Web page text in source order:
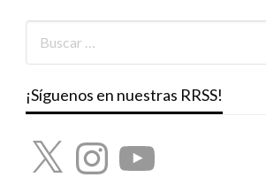
¡Síguenos en nuestras RRSS!
X InstagramYouTube